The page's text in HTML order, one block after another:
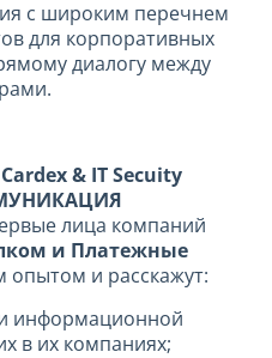
с широким перечнем
для корпоративных
диалогу между
Cardex& ITSecuity
лица компаний
и Платежные
опытом и расскажут:
информационной
в их компаниях;